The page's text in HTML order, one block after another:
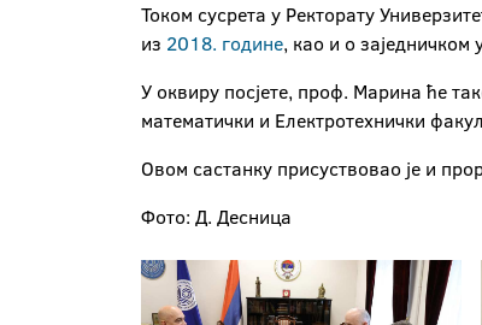
Током сусрета у Ректорату
из 2018. године, као и о
У оквиру посјете, проф. Марина ће
математички и Електротехнички
Овом састанку присуствовао је и
Фото: Д. Десница